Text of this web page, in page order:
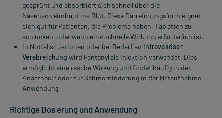
gesprüht und absorbiert sich schnell über die
Nasenschleimhaut ins Blut. Diese Darreichungsform eignet
sich gut für Patienten, die Probleme haben, Tabletten zu
schlucken, oder wenn eine schnelle Wirkung erforderlich ist.
In Notfallsituationen oder bei Bedarf an intravenöser
Verabreichung wird Fentanyl als Injektion verwendet. Dies
ermöglicht eine rasche Wirkung und findet häufig in der
Anästhesie oder zur Schmerzlinderung in der Notaufnahme
Anwendung.
Richtige Dosierung und Anwendung